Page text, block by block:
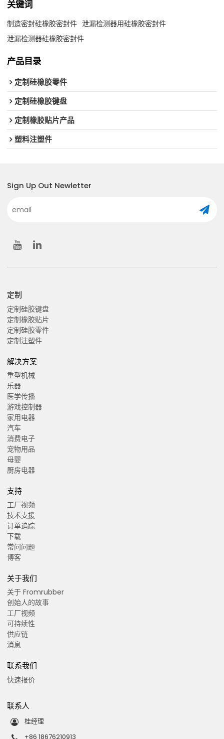
关键词
制造密封硅橡胶密封件 泄漏检测器用硅橡胶密封件
泄漏检测器硅橡胶密封件
产品目录
定制硅橡胶零件
定制硅橡胶键盘
定制橡胶贴片产品
塑料注塑件
Sign Up Out Newletter
定制
定制硅胶键盘
定制橡胶贴片
定制硅胶零件
定制注塑件
解决方案
重型机械
乐器
医学传播
游戏控制器
家用电器
汽车
消费电子
宠物用品
母婴
厨房电器
支持
工厂视频
技术支援
订单追踪
下载
常问问题
博客
关于我们
关于 Fromrubber
创始人的故事
工厂视频
可持续性
供应链
消息
联系我们
快速报价
联系人
桂经理
+86 18676210913